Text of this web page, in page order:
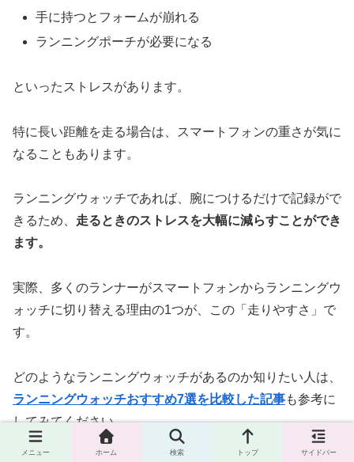
手に持つとフォームが崩れる
ランニングポーチが必要になる
といったストレスがあります。
特に長い距離を走る場合は、スマートフォンの重さが気に
なることもあります。
ランニングウォッチであれば、腕につけるだけで記録がで
きるため、 走るときのストレスを大幅に減らすことができ
ます。
実際、多くのランナーがスマートフォンからランニングウ
ォッチに切り替える理由の1つが、この「走りやすさ」で
す。
どのようなランニングウォッチがあるのか知りたい人は、
ランニングウォッチおすすめ7選を比較した記事も参考に
してみてください。
メニュー ホーム 検索 トップ サイドバー